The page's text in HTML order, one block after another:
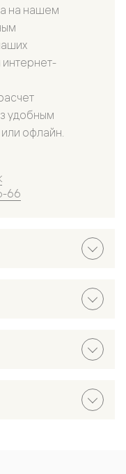
на нашем
интернет-
удобным
офлайн.
66